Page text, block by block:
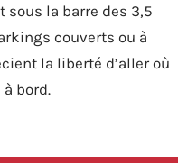
la barre des 3,5
couverts ou à
la liberté d’aller où
bord.